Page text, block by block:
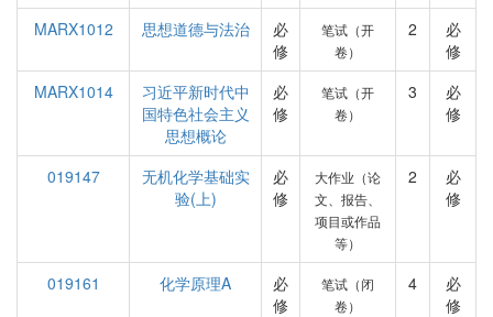
MARX1012
思想道德与法治
必
修
笔试（开
卷）
2
必
修
MARX1014
习近平新时代中
国特色社会主义
思想概论
必
修
笔试（开
卷）
3
必
修
019147
无机化学基础实
验(上)
必
修
大作业（论
文、报告、
项目或作品
等）
2
必
修
019161 化学原理A
必
修
笔试（闭
卷）
4
必
修